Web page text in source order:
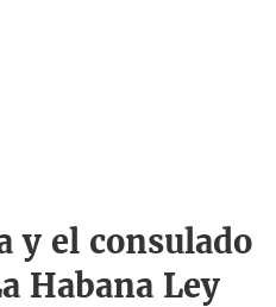
y el consulado
Habana Ley